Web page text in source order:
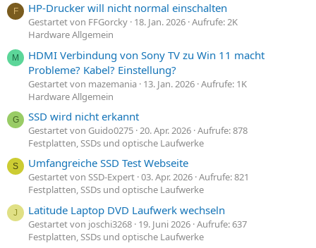
F HP-Drucker will nicht normal einschalten
Gestartet von FFGorcky 18. Jan. 2026 Aufrufe: 2K
Hardware Allgemein
M
HDMI Verbindung von Sony TV zu Win 11 macht
Probleme? Kabel? Einstellung?
Gestartet von mazemania 13. Jan. 2026 Aufrufe: 1K
Hardware Allgemein
G SSD wird nicht erkannt
Gestartet von Guido0275 20. Apr. 2026 Aufrufe: 878
Festplatten, SSDs und optische Laufwerke
S Umfangreiche SSD Test Webseite
Gestartet von SSD-Expert 03. Apr. 2026 Aufrufe: 821
Festplatten, SSDs und optische Laufwerke
J Latitude Laptop DVD Laufwerk wechseln
Gestartet von joschi3268 19. Juni 2026 Aufrufe: 637
Festplatten, SSDs und optische Laufwerke